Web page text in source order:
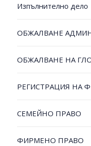
Изпълнително дело
ОБЖАЛВАНЕ
ОБЖАЛВАНЕ НА
РЕГИСТРАЦИЯ НА
СЕМЕЙНО ПРАВО
ФИРМЕНО ПРАВО